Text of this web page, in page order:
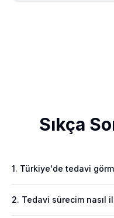
Sıkça
1. Türkiye'de tedavi
2. Tedavi sürecim nasıl